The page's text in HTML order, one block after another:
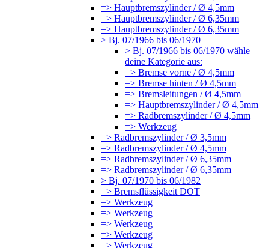
=> Hauptbremszylinder / Ø 4,5mm
=> Hauptbremszylinder / Ø 6,35mm
=> Hauptbremszylinder / Ø 6,35mm
> Bj. 07/1966 bis 06/1970
> Bj. 07/1966 bis 06/1970 wähle
deine Kategorie aus:
=> Bremse vorne / Ø 4,5mm
=> Bremse hinten / Ø 4,5mm
=> Bremsleitungen / Ø 4,5mm
=> Hauptbremszylinder / Ø 4,5mm
=> Radbremszylinder / Ø 4,5mm
=> Werkzeug
=> Radbremszylinder / Ø 3,5mm
=> Radbremszylinder / Ø 4,5mm
=> Radbremszylinder / Ø 6,35mm
=> Radbremszylinder / Ø 6,35mm
> Bj. 07/1970 bis 06/1982
=> Bremsflüssigkeit DOT
=> Werkzeug
=> Werkzeug
=> Werkzeug
=> Werkzeug
=> Werkzeug